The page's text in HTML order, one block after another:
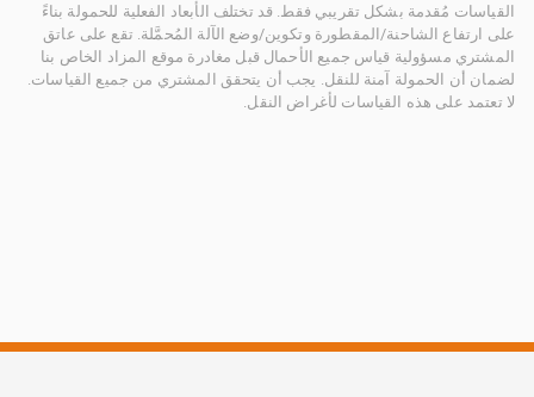
القياسات مُقدمة بشكل تقريبي فقط. قد تختلف الأبعاد الفعلية للحمولة بناءً
على ارتفاع الشاحنة/المقطورة وتكوين/وضع الآلة المُحمَّلة. تقع على عاتق
المشتري مسؤولية قياس جميع الأحمال قبل مغادرة موقع المزاد الخاص بنا
لضمان أن الحمولة آمنة للنقل. يجب أن يتحقق المشتري من جميع القياسات.
لا تعتمد على هذه القياسات لأغراض النقل.